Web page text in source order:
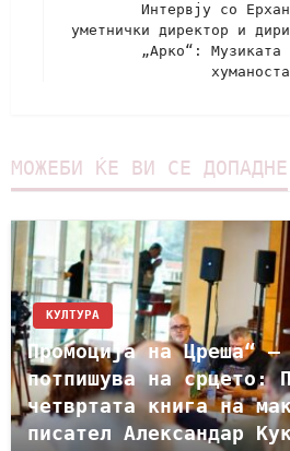
Интервју со
уметнички директор и
„Арко“: Музиката
МОЖЕБИ ЌЕ ВИ СЕ ДОПАДНЕ
КУЛТУРА
Промоција на Цреша“
потпишува на срцето:
четвртата книга на
писател Александар